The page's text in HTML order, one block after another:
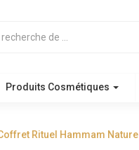
Produits Cosmétiques
Rituel Hammam Nature